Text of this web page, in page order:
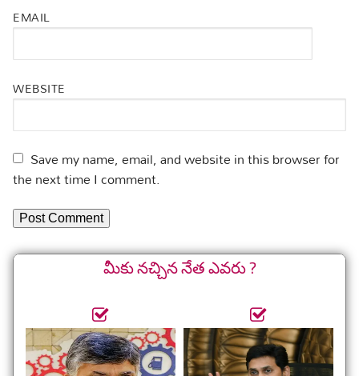
EMAIL
WEBSITE
Save my name, email, and website in this browser for
the next time I comment.
మీకు నచ్చిన నేత ఎవరు ?